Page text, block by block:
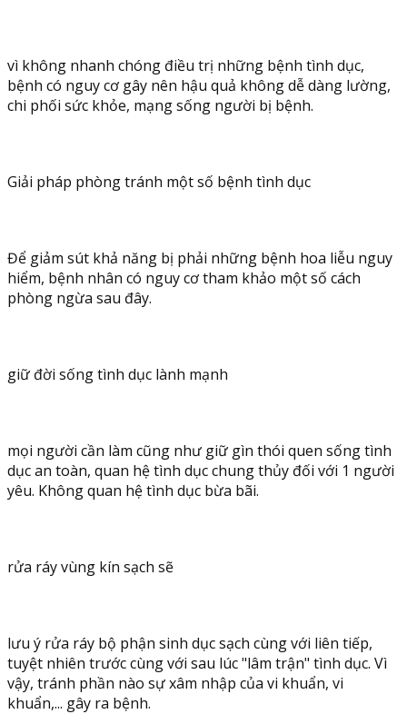
vì không nhanh chóng điều trị những bệnh tình dục,
bệnh có nguy cơ gây nên hậu quả không dễ dàng lường,
chi phối sức khỏe, mạng sống người bị bệnh.
Giải pháp phòng tránh một số bệnh tình dục
Để giảm sút khả năng bị phải những bệnh hoa liễu nguy
hiểm, bệnh nhân có nguy cơ tham khảo một số cách
phòng ngừa sau đây.
giữ đời sống tình dục lành mạnh
mọi người cần làm cũng như giữ gìn thói quen sống tình
dục an toàn, quan hệ tình dục chung thủy đối với 1 người
yêu. Không quan hệ tình dục bừa bãi.
rửa ráy vùng kín sạch sẽ
lưu ý rửa ráy bộ phận sinh dục sạch cùng với liên tiếp,
tuyệt nhiên trước cùng với sau lúc "lâm trận" tình dục. Vì
vậy, tránh phần nào sự xâm nhập của vi khuẩn, vi
khuẩn,... gây ra bệnh.